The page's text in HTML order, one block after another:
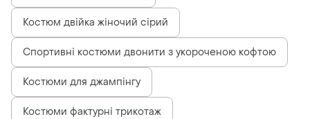
Костюм двійка жіночий сірий
Спортивні костюми двонити з укороченою кофтою
Костюми для джампінгу
Костюми фактурні трикотаж